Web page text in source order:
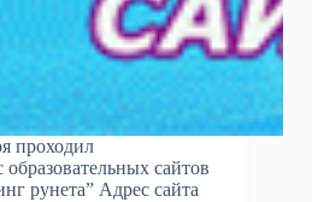
проходил
сайтов
рунета” Адрес сайта